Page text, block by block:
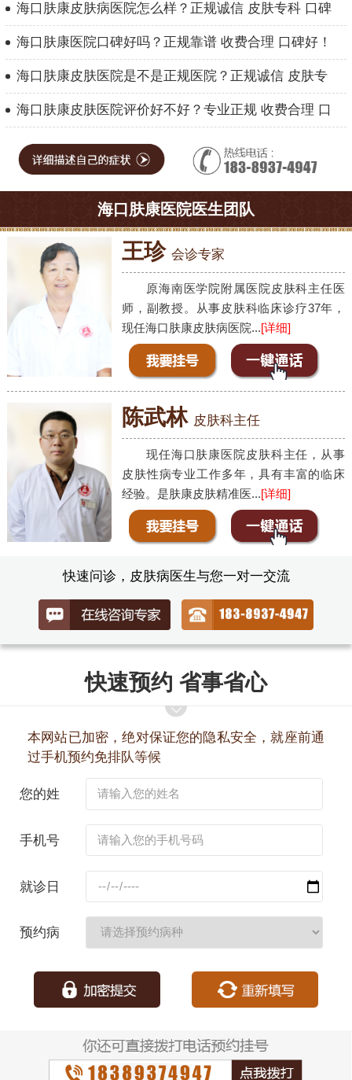
海口肤康皮肤病医院怎么样？正规诚信 皮肤专科 口碑
海口肤康医院口碑好吗？正规靠谱 收费合理 口碑好！
海口肤康皮肤医院是不是正规医院？正规诚信 皮肤专
海口肤康皮肤医院评价好不好？专业正规 收费合理 口
海口肤康医院医生团队
王珍 会诊专家
原海南医学院附属医院皮肤科主任医
师，副教授。从事皮肤科临床诊疗37年，
现任海口肤康皮肤病医院...[详细]
陈武林 皮肤科主任
现任海口肤康医院皮肤科主任，从事
皮肤性病专业工作多年，具有丰富的临床
经验。是肤康皮肤精准医...[详细]
快速问诊，皮肤病医生与您一对一交流
快速预约 省事省心
本网站已加密，绝对保证您的隐私安全，就座前通
过手机预约免排队等候
您的姓
手机号
就诊日
预约病